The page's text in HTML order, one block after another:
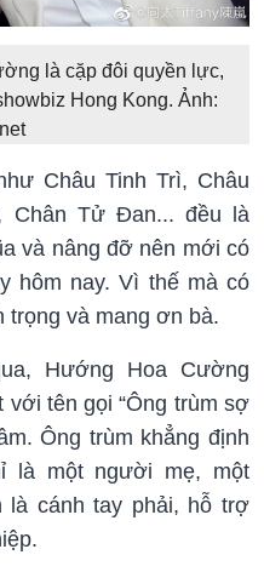
là cặp đôi quyền lực,
Hong Kong. Ảnh:
Châu Tinh Trì, Châu
Chân Tử Đan... đều là
và nâng đỡ nên mới có
hôm nay. Vì thế mà có
trọng và mang ơn bà.
Hướng Hoa Cường
tên gọi “Ông trùm sợ
Ông trùm khẳng định
là một người mẹ, một
cánh tay phải, hỗ trợ